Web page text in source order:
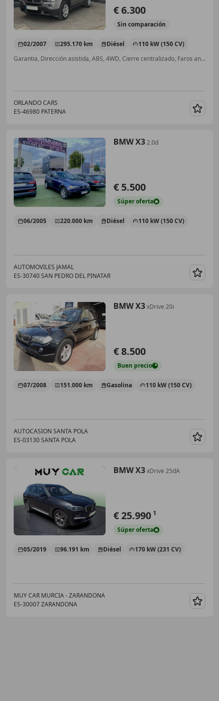
€ 6.300
Sin comparación
02/2007 295.170 km Diésel
110 kW (150 CV)
Garantia, Dirección asistida, ABS, 4WD, Cierre centralizado, Faros antiniebla, Isofix, Control de tracción
ORLANDO CARS
ES-46980 PATERNA
BMW X32.0d
€ 5.500
Súperoferta
06/2005 220.000 km Diésel 110 kW (150 CV)
AUTOMOVILES JAMAL
ES-30740 SAN PEDRO DEL PINATAR
BMW X3xDrive 20i
€ 8.500
Buen precio
07/2008 151.000 km Gasolina 110 kW (150 CV)
AUTOCASION SANTA POLA
ES-03130 SANTA POLA
BMW X3xDrive 25dA
€ 25.990 1
Súperoferta
05/2019 96.191 km Diésel 170 kW (231 CV)
MUY CAR MURCIA - ZARANDONA
ES-30007 ZARANDONA